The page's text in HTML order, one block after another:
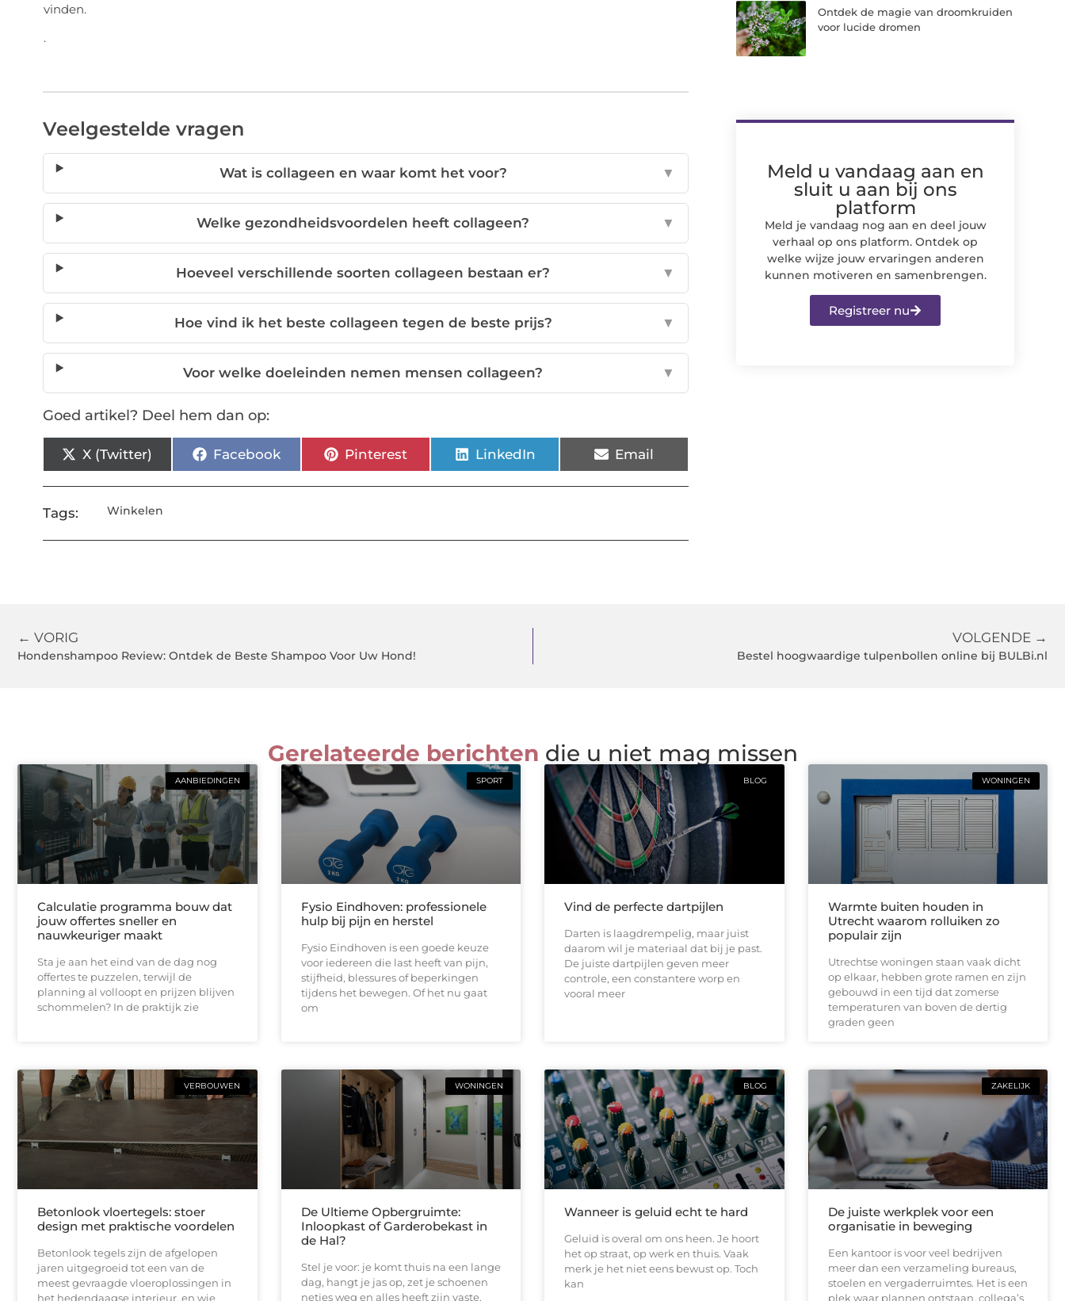
vinden.
.
Veelgestelde vragen
Wat is collageen en waar komt het voor? ▼
Welke gezondheidsvoordelen heeft collageen? ▼
Hoeveel verschillende soorten collageen bestaan er? ▼
Hoe vind ik het beste collageen tegen de beste prijs? ▼
Voor welke doeleinden nemen mensen collageen? ▼
Goed artikel? Deel hem dan op:
X (Twitter) Facebook Pinterest LinkedIn Email
Tags: Winkelen
Ontdek de magie van droomkruiden
voor lucide dromen
Meld u vandaag aan en
sluit u aan bij ons
platform
Meld je vandaag nog aan en deel jouw
verhaal op ons platform. Ontdek op
welke wijze jouw ervaringen anderen
kunnen motiveren en samenbrengen.
Registreer nu
← VORIG
Hondenshampoo Review: Ontdek de Beste Shampoo Voor Uw Hond!
VOLGENDE →
Bestel hoogwaardige tulpenbollen online bij BULBi.nl
Gerelateerde berichten die u niet mag missen
AANBIEDINGEN
Calculatie programma bouw dat
jouw offertes sneller en
nauwkeuriger maakt
Sta je aan het eind van de dag nog
offertes te puzzelen, terwijl de
planning al volloopt en prijzen blijven
schommelen? In de praktijk zie
SPORT
Fysio Eindhoven: professionele
hulp bij pijn en herstel
Fysio Eindhoven is een goede keuze
voor iedereen die last heeft van pijn,
stijfheid, blessures of beperkingen
tijdens het bewegen. Of het nu gaat
om
BLOG
Vind de perfecte dartpijlen
Darten is laagdrempelig, maar juist
daarom wil je materiaal dat bij je past.
De juiste dartpijlen geven meer
controle, een constantere worp en
vooral meer
WONINGEN
Warmte buiten houden in
Utrecht waarom rolluiken zo
populair zijn
Utrechtse woningen staan vaak dicht
op elkaar, hebben grote ramen en zijn
gebouwd in een tijd dat zomerse
temperaturen van boven de dertig
graden geen
VERBOUWEN
Betonlook vloertegels: stoer
design met praktische voordelen
Betonlook tegels zijn de afgelopen
jaren uitgegroeid tot een van de
meest gevraagde vloeroplossingen in
het hedendaagse interieur, en wie
WONINGEN
De Ultieme Opbergruimte:
Inloopkast of Garderobekast in
de Hal?
Stel je voor: je komt thuis na een lange
dag, hangt je jas op, zet je schoenen
netjes weg en alles heeft zijn vaste,
BLOG
Wanneer is geluid echt te hard
Geluid is overal om ons heen. Je hoort
het op straat, op werk en thuis. Vaak
merk je het niet eens bewust op. Toch
kan
ZAKELIJK
De juiste werkplek voor een
organisatie in beweging
Een kantoor is voor veel bedrijven
meer dan een verzameling bureaus,
stoelen en vergaderruimtes. Het is een
plek waar plannen ontstaan, collega’s